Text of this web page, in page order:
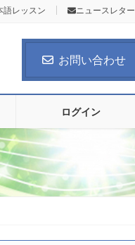
語レッスン ニュースレター
お問い合わせ
ログイン